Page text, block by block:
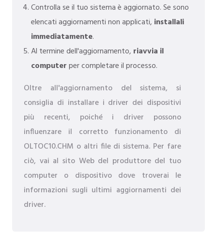
Controlla se il tuo sistema è aggiornato. Se sono
elencati aggiornamenti non applicati, installali
immediatamente.
Al termine dell'aggiornamento, riavvia il
computerper completare il processo.
Oltre all'aggiornamento del sistema, si
consiglia di installare i driver dei dispositivi
più recenti, poiché i driver possono
influenzare il corretto funzionamento di
OLTOC10.CHM o altri file di sistema. Per fare
ciò, vai al sito Web del produttore del tuo
computer o dispositivo dove troverai le
informazioni sugli ultimi aggiornamenti dei
driver.